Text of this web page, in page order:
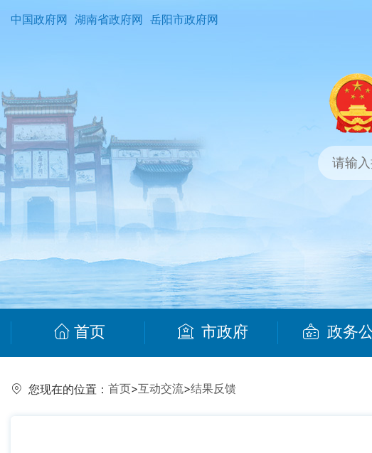
中国政府网 湖南省政府网 岳阳市政府网
首页 市政府 政务
您现在的位置： 首页>互动交流>结果反馈